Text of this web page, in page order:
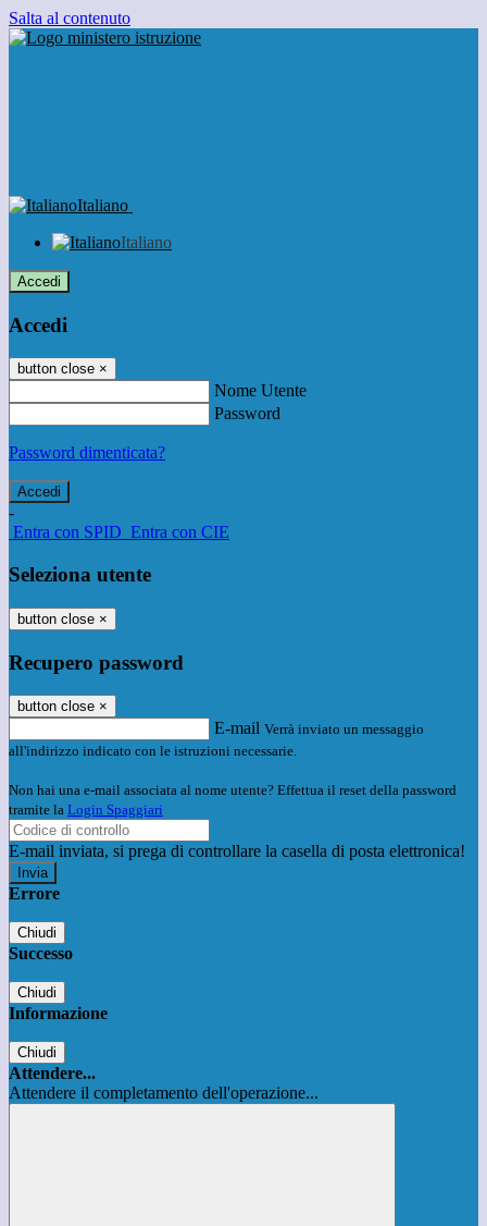
Salta al contenuto
Italiano
Italiano
Accedi
Accedi
button close ×
Nome Utente
Password
Password dimenticata?
-
Entra con SPID Entra con CIE
Seleziona utente
button close ×
Recupero password
button close ×
E-mail Verrà inviato un messaggio
all'indirizzo indicato con le istruzioni necessarie.
Non hai una e-mail associata al nome utente? Effettua il reset della password
tramite la Login Spaggiari
E-mail inviata, si prega di controllare la casella di posta elettronica!
Errore
Chiudi
Successo
Chiudi
Informazione
Chiudi
Attendere...
Attendere il completamento dell'operazione...